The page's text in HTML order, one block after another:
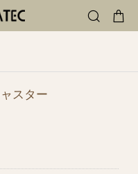
スター